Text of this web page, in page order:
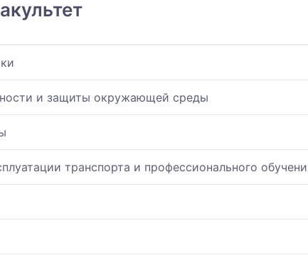
и защиты окружающей среды
транспорта и профессионального